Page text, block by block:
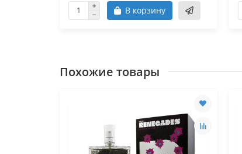
В корзину
Похожие товары